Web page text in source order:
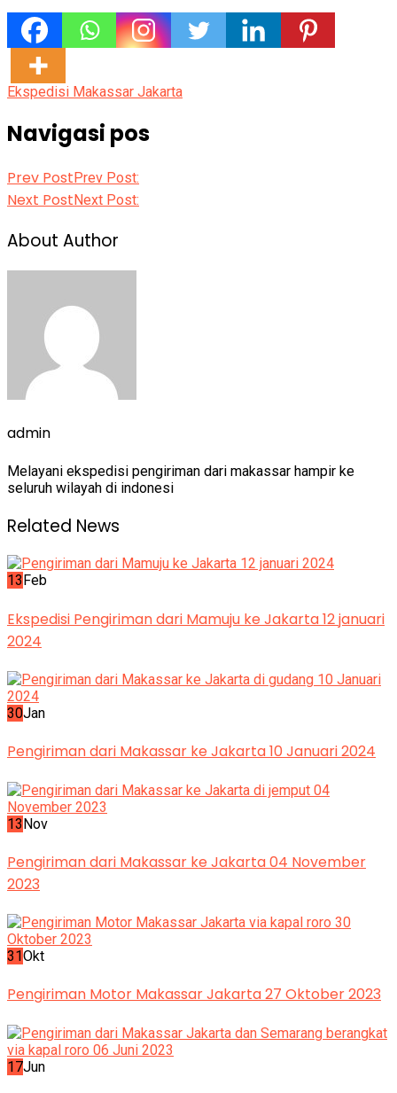
Ekspedisi Makassar Jakarta
Navigasi pos
Prev PostPrev Post:
Next PostNext Post:
About Author
admin
Melayani ekspedisi pengiriman dari makassar hampir ke
seluruh wilayah di indonesi
Related News
13 Feb
Ekspedisi Pengiriman dari Mamuju ke Jakarta 12 januari
2024
30Jan
Pengiriman dari Makassar ke Jakarta 10 Januari 2024
13Nov
Pengiriman dari Makassar ke Jakarta 04 November
2023
31Okt
Pengiriman Motor Makassar Jakarta 27 Oktober 2023
17Jun